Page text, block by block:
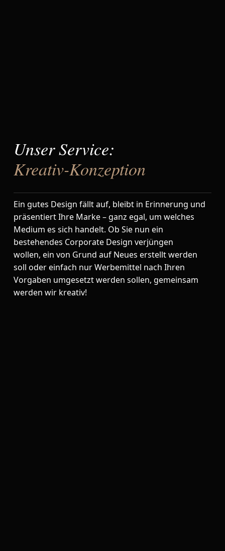
Unser Service:
Kreativ-Konzeption
Ein gutes Design fällt auf, bleibt in Erinnerung und
präsentiert Ihre Marke – ganz egal, um welches
Medium es sich handelt. Ob Sie nun ein
bestehendes Corporate Design verjüngen
wollen, ein von Grund auf Neues erstellt werden
soll oder einfach nur Werbemittel nach Ihren
Vorgaben umgesetzt werden sollen, gemeinsam
werden wir kreativ!